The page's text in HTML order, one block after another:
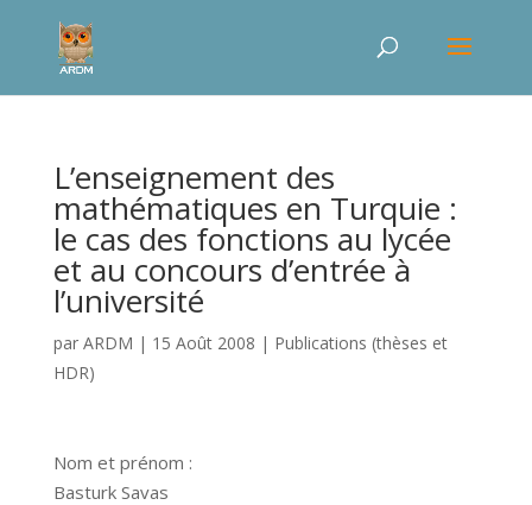
L’enseignement des
mathématiques en Turquie :
le cas des fonctions au lycée
et au concours d’entrée à
l’université
par ARDM | 15 Août 2008 | Publications (thèses et
HDR)
Nom et prénom :
Basturk Savas